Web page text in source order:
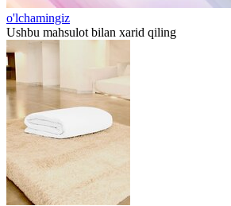
o'lchamingiz
Ushbu mahsulot bilan xarid qiling